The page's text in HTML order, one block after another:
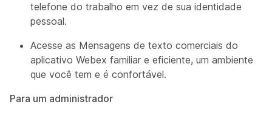
telefone do trabalho em vez de sua identidade
pessoal.
Acesse as Mensagens de texto comerciais do
aplicativo Webex familiar e eficiente, um ambiente
que você tem e é confortável.
Para um administrador